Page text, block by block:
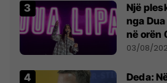
Një
nga
në orën
- dhe
03/08/
Deda: